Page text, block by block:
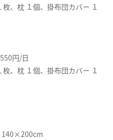
、枕 １個、掛布団カバー １
円/日
、枕 １個、掛布団カバー １